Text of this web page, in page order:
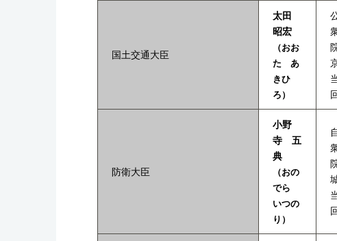
国土交通大臣
太田
昭宏
（おお
た あ
きひ
ろ）
防衛大臣
小野
寺 五
典
（おの
でら
いつの
り）